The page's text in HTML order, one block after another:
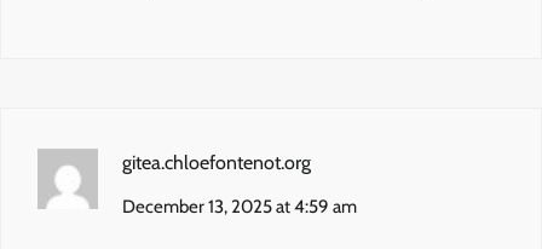
gitea.chloefontenot.org
December 13, 2025 at 4:59 am